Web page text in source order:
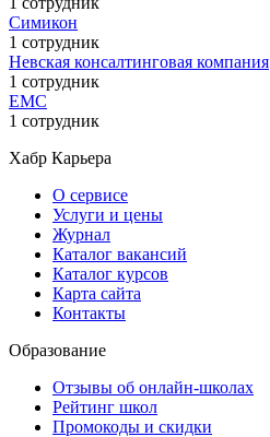
Симикон
1 сотрудник
Невская консалтинговая компания
1 сотрудник
EMC
1 сотрудник
Хабр Карьера
О сервисе
Услуги и цены
Журнал
Каталог вакансий
Каталог курсов
Карта сайта
Контакты
Образование
Отзывы об онлайн-школах
Рейтинг школ
Промокоды и скидки